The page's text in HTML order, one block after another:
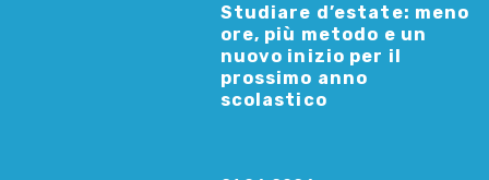
Studiare d’estate: meno
ore, più metodo e un
nuovo inizio per il
prossimo anno
scolastico